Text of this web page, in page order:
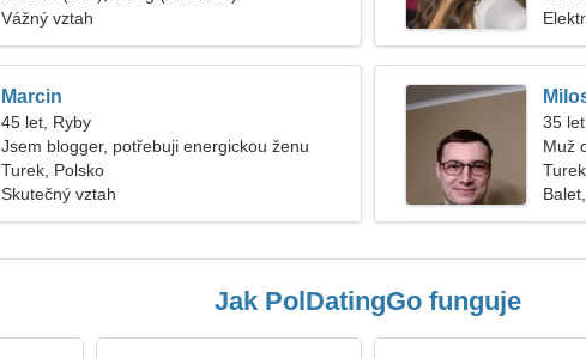
Vážný vztah
Marcin
45 let, Ryby
Jsem blogger, potřebuji energickou ženu
Turek, Polsko
Skutečný vztah
35
Muž
Jak PolDatingGo funguje